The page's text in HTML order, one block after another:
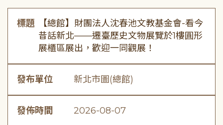
標題
【總館】財團法人沈春池文教基金會-看今
昔話新北——遷臺歷史文物展覽於1樓圓形
展櫃區展出，歡迎一同觀展！
發布單位 新北市圖(總館)
發佈時間 2026-08-07